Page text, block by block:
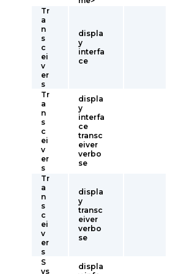
Tr
a
n
s
c
ei
v
er
s
displa
y
interfa
ce
Tr
a
n
s
c
ei
v
er
s
displa
y
interfa
ce
transc
eiver
verbo
se
Tr
a
n
s
c
ei
v
er
s
displa
y
transc
eiver
verbo
se
S
ys
displa